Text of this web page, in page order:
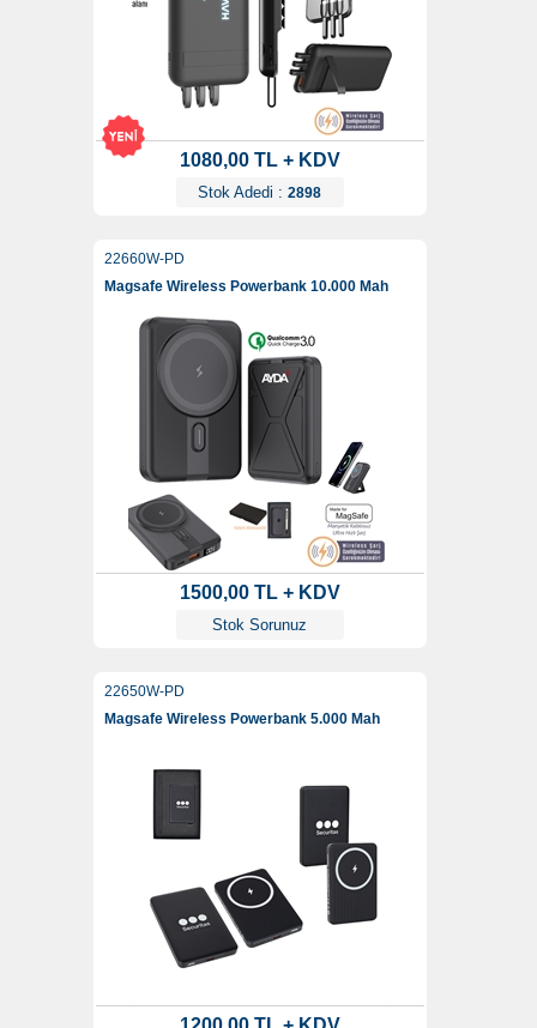
1080,00 TL + KDV
Stok Adedi : 2898
22660W-PD
Magsafe Wireless Powerbank 10.000 Mah
1500,00 TL + KDV
Stok Sorunuz
22650W-PD
Magsafe Wireless Powerbank 5.000 Mah